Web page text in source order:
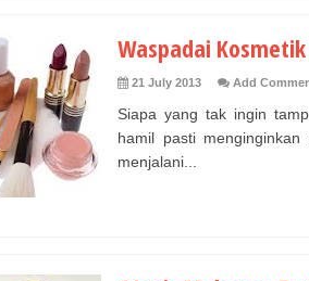
Waspadai
21 July 2013 Add
Siapa yang tak ingin
hamil pasti
menjalani...